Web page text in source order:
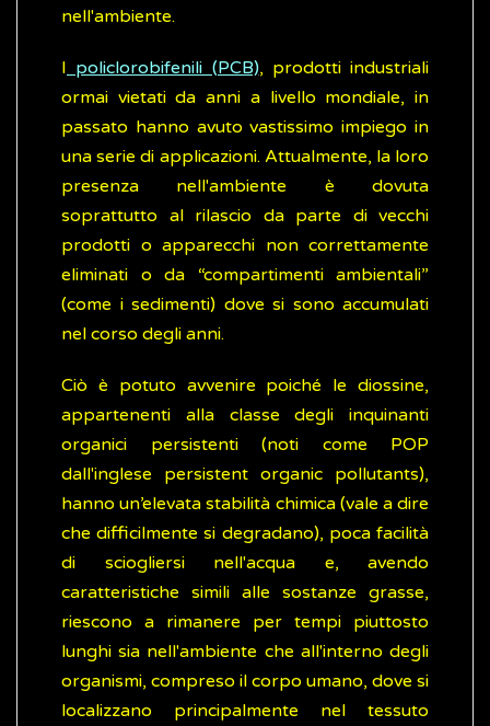
nell'ambiente.
I policlorobifenili (PCB), prodotti industriali
ormai vietati da anni a livello mondiale, in
passato hanno avuto vastissimo impiego in
una serie di applicazioni. Attualmente, la loro
presenza nell'ambiente è dovuta
soprattutto al rilascio da parte di vecchi
prodotti o apparecchi non correttamente
eliminati o da “compartimenti ambientali”
(come i sedimenti) dove si sono accumulati
nel corso degli anni.
Ciò è potuto avvenire poiché le diossine,
appartenenti alla classe degli inquinanti
organici persistenti (noti come POP
dall'inglese persistent organic pollutants),
hanno un’elevata stabilità chimica (vale a dire
che difficilmente si degradano), poca facilità
di sciogliersi nell'acqua e, avendo
caratteristiche simili alle sostanze grasse,
riescono a rimanere per tempi piuttosto
lunghi sia nell'ambiente che all'interno degli
organismi, compreso il corpo umano, dove si
localizzano principalmente nel tessuto